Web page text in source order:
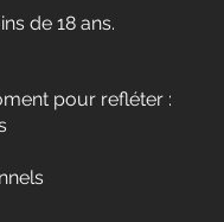
de 18 ans.
pour refléter :